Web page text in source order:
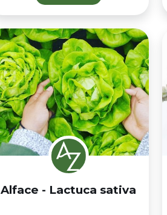
Alface - Lactuca sativa